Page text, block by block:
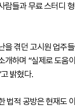
람들과 무료 스터디
을 겪던 고시원 업주
개하며 “실제로 도움
밝혔다.
법적 공방은 현재도